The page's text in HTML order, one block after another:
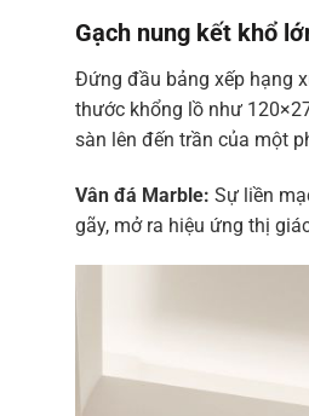
Gạch nung kết khổ
Đứng đầu bảng xếp hạng
thước khổng lồ như
sàn lên đến trần của một
Vân đá Marble: Sự liền
gãy, mở ra hiệu ứng thị